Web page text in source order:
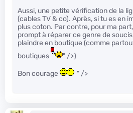
Aussi, une petite vérification de la
(cables TV & co). Après, si tu es en
plus coton. Par contre, pour ma
prompt à réparer ce genre de
plaindre en boutique (comme
boutiques
" />)
Bon courage " />